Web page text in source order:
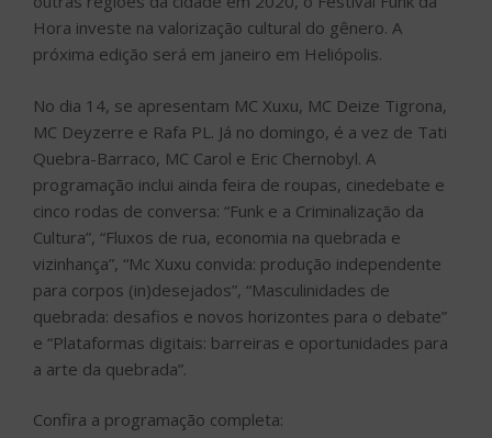
Hora investe na valorização cultural do gênero. A
próxima edição será em janeiro em Heliópolis.
No dia 14, se apresentam MC Xuxu, MC Deize Tigrona,
MC Deyzerre e Rafa PL. Já no domingo, é a vez de Tati
Quebra-Barraco, MC Carol e Eric Chernobyl. A
programação inclui ainda feira de roupas, cinedebate e
cinco rodas de conversa: “Funk e a Criminalização da
Cultura”, “Fluxos de rua, economia na quebrada e
vizinhança”, “Mc Xuxu convida: produção independente
para corpos (in)desejados”, “Masculinidades de
quebrada: desafios e novos horizontes para o debate”
e “Plataformas digitais: barreiras e oportunidades para
a arte da quebrada”.
Confira a programação completa: